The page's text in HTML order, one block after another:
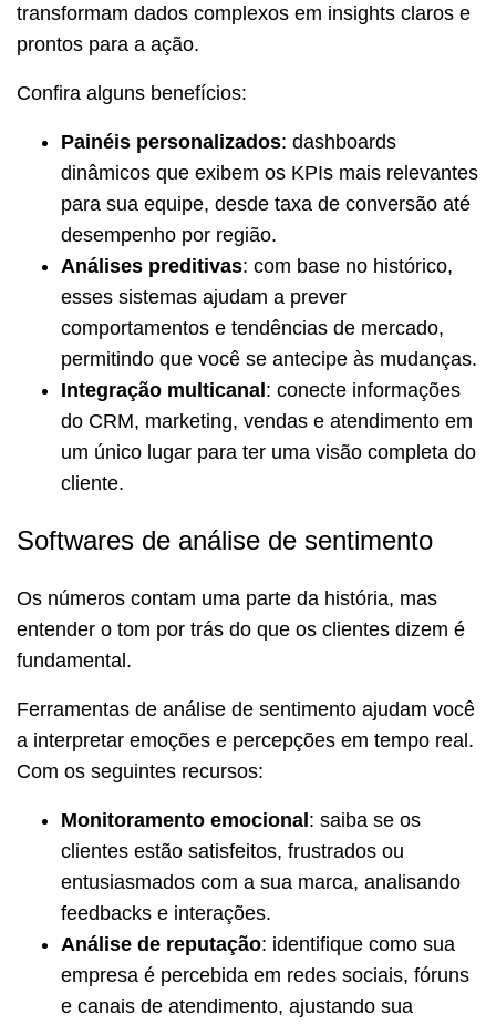
transformam dados complexos em insights claros e
prontos para a ação.
Confira alguns benefícios:
Painéis personalizados: dashboards
dinâmicos que exibem os KPIs mais relevantes
para sua equipe, desde taxa de conversão até
desempenho por região.
Análises preditivas: com base no histórico,
esses sistemas ajudam a prever
comportamentos e tendências de mercado,
permitindo que você se antecipe às mudanças.
Integração multicanal: conecte informações
do CRM, marketing, vendas e atendimento em
um único lugar para ter uma visão completa do
cliente.
Softwares de análise de sentimento
Os números contam uma parte da história, mas
entender o tom por trás do que os clientes dizem é
fundamental.
Ferramentas de análise de sentimento ajudam você
a interpretar emoções e percepções em tempo real.
Com os seguintes recursos:
Monitoramento emocional: saiba se os
clientes estão satisfeitos, frustrados ou
entusiasmados com a sua marca, analisando
feedbacks e interações.
Análise de reputação: identifique como sua
empresa é percebida em redes sociais, fóruns
e canais de atendimento, ajustando sua